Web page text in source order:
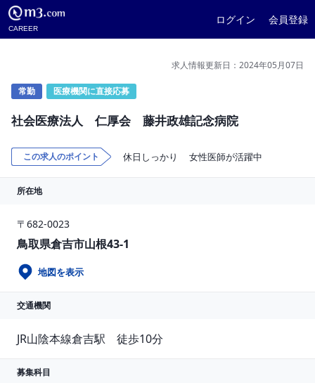
CAREER
ログイン 会員登録
求人情報更新日：2024年05月07日
常勤 医療機関に直接応募
社会医療法人 仁厚会 藤井政雄記念病院
この求人のポイント 休日しっかり 女性医師が活躍中
所在地
〒682-0023
鳥取県倉吉市山根43-1
地図を表示
交通機関
JR山陰本線倉吉駅　徒歩10分
募集科目